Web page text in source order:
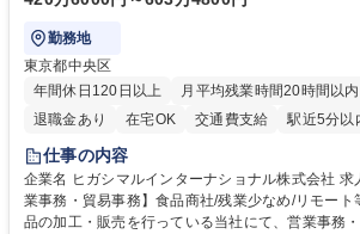
勤務地
東京都中央区
年間休日120日以上
月平均残業時間20時間以内
退職金あり
在宅OK 交通費支給 駅近5分以
仕事の内容
企業名 ヒガシマルインターナショナル株式会社 求人名 東京都中央区【営
業事務・貿易事務】食品商社/残業少なめ/リモート等相談可 仕
品の加工・販売を行っている当社にて、営業事務